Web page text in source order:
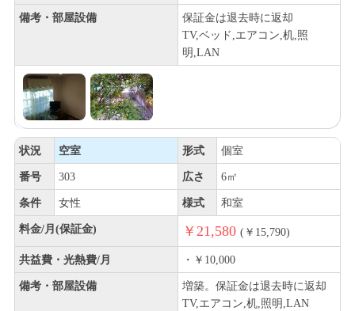
備考・部屋設備
保証金は退去時に返却
TV,ベッド,エアコン,机,照
明,LAN
状況 空室 形式 個室
番号 303 広さ 6㎡
条件 女性 様式 和室
料金/月(保証金) ￥21,580 (￥15,790)
共益費・光熱費/月 ・￥10,000
備考・部屋設備
増築。保証金は退去時に返却
TV,エアコン,机,照明,LAN